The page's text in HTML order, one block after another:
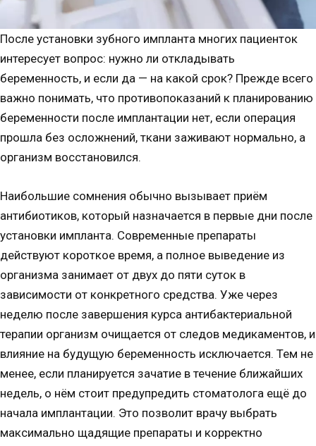
После установки зубного импланта многих пациенток
интересует вопрос: нужно ли откладывать
беременность, и если да — на какой срок? Прежде всего
важно понимать, что противопоказаний к планированию
беременности после имплантации нет, если операция
прошла без осложнений, ткани заживают нормально, а
организм восстановился.
Наибольшие сомнения обычно вызывает приём
антибиотиков, который назначается в первые дни после
установки импланта. Современные препараты
действуют короткое время, а полное выведение из
организма занимает от двух до пяти суток в
зависимости от конкретного средства. Уже через
неделю после завершения курса антибактериальной
терапии организм очищается от следов медикаментов, и
влияние на будущую беременность исключается. Тем не
менее, если планируется зачатие в течение ближайших
недель, о нём стоит предупредить стоматолога ещё до
начала имплантации. Это позволит врачу выбрать
максимально щадящие препараты и корректно